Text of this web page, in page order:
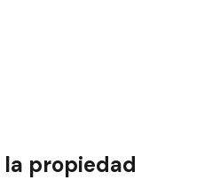
propiedad